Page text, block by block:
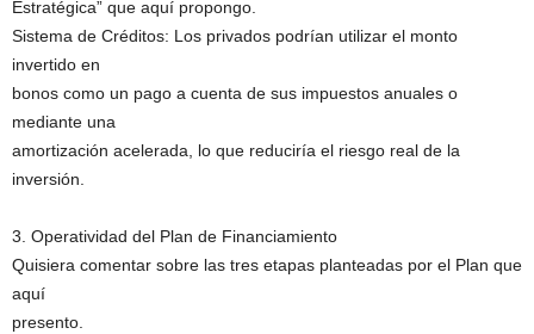
Estratégica” que aquí propongo.
Sistema de Créditos: Los privados podrían utilizar el monto
invertido en
bonos como un pago a cuenta de sus impuestos anuales o
mediante una
amortización acelerada, lo que reduciría el riesgo real de la
inversión.
3. Operatividad del Plan de Financiamiento
Quisiera comentar sobre las tres etapas planteadas por el Plan que
aquí
presento.